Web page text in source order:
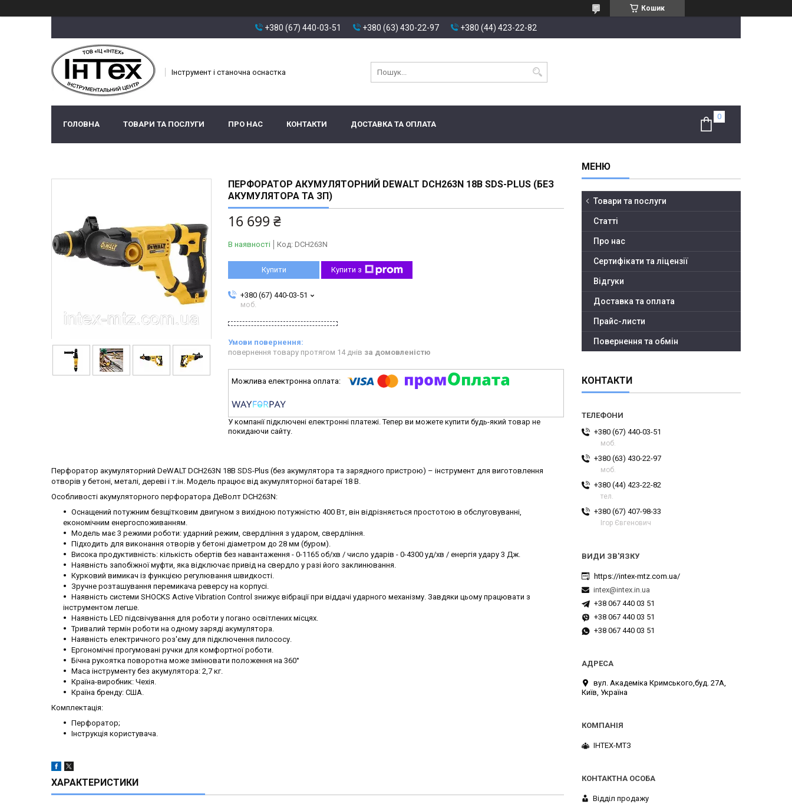
Кошик
+380 (67) 440-03-51 +380 (63) 430-22-97 +380 (44) 423-22-82
Інструмент і станочна оснастка
ГОЛОВНА ТОВАРИ ТА ПОСЛУГИ ПРО НАС КОНТАКТИ ДОСТАВКА ТА ОПЛАТА
ПЕРФОРАТОР АКУМУЛЯТОРНИЙ DEWALT DCH263N 18В SDS-PLUS (БЕЗ
АКУМУЛЯТОРА ТА ЗП)
16 699 ₴
В наявності Код: DCH263N
Купити Купити з
+380 (67) 440-03-51
моб.
повернення товару протягом 14 днів за домовленістю
У компанії підключені електронні платежі. Тепер ви можете купити будь-який товар не
покидаючи сайту.
Перфоратор акумуляторний DeWALT DCH263N 18В SDS-Plus (без акумулятора та зарядного пристрою) – інструмент для виготовлення
отворів у бетоні, металі, дереві і т.ін. Модель працює від акумуляторної батареї 18 В.
Особливості акумуляторного перфоратора ДеВолт DCH263N:
Оснащений потужним безщітковим двигуном з вихідною потужністю 400 Вт, він відрізняється простотою в обслуговуванні,
економічним енергоспоживанням.
Модель має 3 режими роботи: ударний режим, свердління з ударом, свердління.
Підходить для виконання отворів у бетоні діаметром до 28 мм (буром).
Висока продуктивність: кількість обертів без навантаження - 0-1165 об/хв / число ударів - 0-4300 уд/хв / енергія удару 3 Дж.
Наявність запобіжної муфти, яка відключає привід на свердло у разі його заклинювання.
Курковий вимикач із функцією регулювання швидкості.
Зручне розташування перемикача реверсу на корпусі.
Наявність системи SHOCKS Active Vibration Control знижує вібрації при віддачі ударного механізму. Завдяки цьому працювати з
інструментом легше.
Наявність LED підсвічування для роботи у погано освітлених місцях.
Тривалий термін роботи на одному заряді акумулятора.
Наявність електричного роз'єму для підключення пилососу.
Ергономічні прогумовані ручки для комфортної роботи.
Бічна рукоятка поворотна може змінювати положення на 360°
Маса інструменту без акумулятора: 2,7 кг.
Країна-виробник: Чехія.
Країна бренду: США.
Комплектація:
Перфоратор;
Інструкція користувача.
ХАРАКТЕРИСТИКИ
Товари та послуги
Статті
Про нас
Сертифікати та ліцензії
Відгуки
Доставка та оплата
Прайс-листи
Повернення та обмін
КОНТАКТИ
+380 (67) 440-03-51
моб.
+380 (63) 430-22-97
моб.
+380 (44) 423-22-82
тел.
+380 (67) 407-98-33
Ігор Євгенович
https://intex-mtz.com.ua/
intex@intex.in.ua
+38 067 440 03 51
+38 067 440 03 51
+38 067 440 03 51
вул. Академіка Кримського,буд. 27А,
Київ, Україна
ІНТЕХ-МТЗ
Відділ продажу